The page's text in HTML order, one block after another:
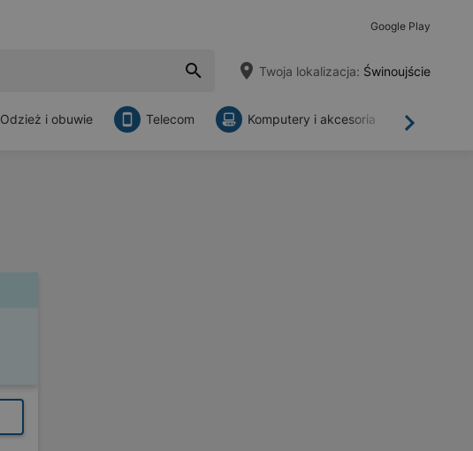
Google Play
Twoja lokalizacja: Świnoujście
Dalej
Odzież i obuwie Telecom Komputery i akcesoria